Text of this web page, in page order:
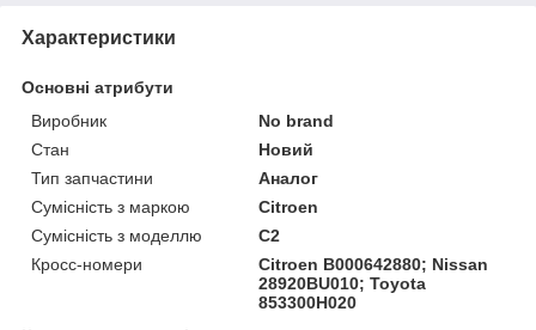
Характеристики
Основні атрибути
Виробник
No brand
Стан
Новий
Тип запчастини
Аналог
Сумісність з маркою
Citroen
Сумісність з моделлю
C2
Кросс-номери
Citroen B000642880; Nissan
28920BU010; Toyota
853300H020